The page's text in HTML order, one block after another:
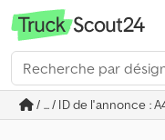
/ ... / ID de l'annonce :